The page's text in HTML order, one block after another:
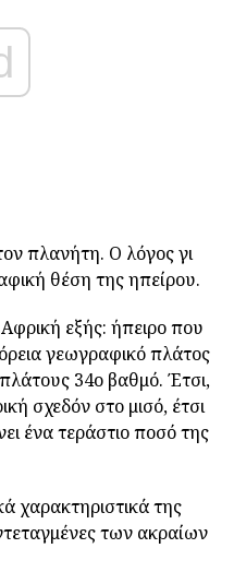
πλανήτη. Ο λόγος γι
θέση της ηπείρου.
εξής: ήπειρο που
γεωγραφικό πλάτος
34ο βαθμό. Έτσι,
σχεδόν στο μισό, έτσι
ένα τεράστιο ποσό της
χαρακτηριστικά της
των ακραίων